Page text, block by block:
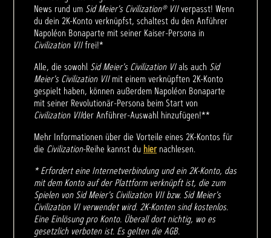
News rund um Sid Meier's Civilization® VIIverpasst! Wenn
du dein 2K-Konto verknüpfst, schaltest du den Anführer
Napoléon Bonaparte mit seiner Kaiser-Persona in
Civilization VIIfrei!*
Alle, die sowohl Sid Meier's Civilization VIals auch Sid
Meier's Civilization VIImit einem verknüpften 2K-Konto
gespielt haben, können außerdem Napoléon Bonaparte
mit seiner Revolutionär-Persona beim Start von
Civilization VIIder Anführer-Auswahl hinzufügen!**
Mehr Informationen über die Vorteile eines 2K-Kontos für
die Civilization-Reihe kannst du hiernachlesen.
* Erfordert eine Internetverbindung und ein 2K-Konto, das
mit dem Konto auf der Plattform verknüpft ist, die zum
Spielen von Sid Meier's Civilization VII bzw. Sid Meier's
Civilization VI verwendet wird. 2K-Konten sind kostenlos.
Eine Einlösung pro Konto. Überall dort nichtig, wo es
gesetzlich verboten ist. Es gelten die AGB.